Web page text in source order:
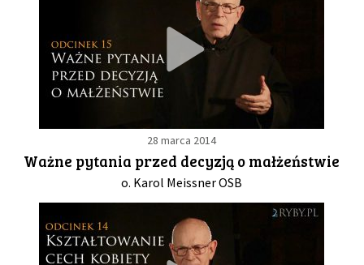
KONTAKT
28 marca 2014
Ważne pytania przed decyzją o małżeństwie
o. Karol Meissner OSB